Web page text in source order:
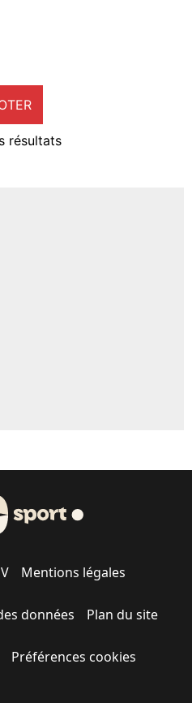
résultats
Mentions légales
données Plan du site
Préférences cookies